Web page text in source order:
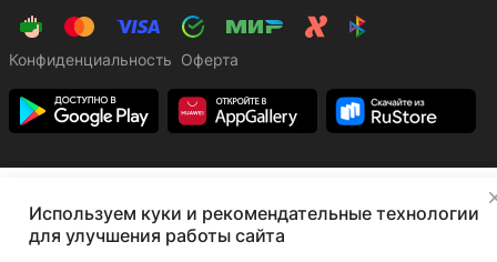
Конфиденциальность Оферта
Главная Каталог Корзина Избранные Кабинет Сравнение
Используем куки и рекомендательные технологии
для улучшения работы сайта